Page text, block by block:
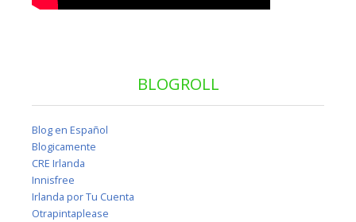
BLOGROLL
Blog en Español
Blogicamente
CRE Irlanda
Innisfree
Irlanda por Tu Cuenta
Otrapintaplease